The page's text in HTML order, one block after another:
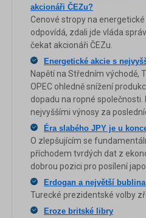
akcionáři ČEZu?
Cenové stropy na
odpovídá, zdali jde vláda
čekat akcionáři ČEZu.
Energetické akcie s
Napětí na Středním východě,
OPEC ohledně snížení
dopadu na ropné
nejvyššími výnosy za
Éra slabého JPY je u
O zlepšujícím se
příchodem tvrdých dat z
dobrou pozici pro posílení
Erdogan a největší
Turecké prezidentské volby
Eroze britské libry